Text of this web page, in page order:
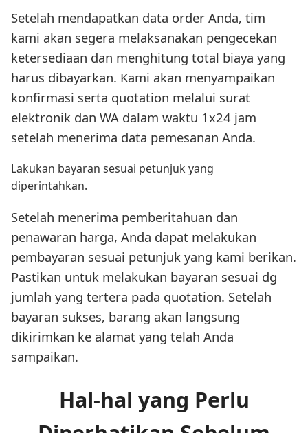
Setelah mendapatkan data order Anda, tim
kami akan segera melaksanakan pengecekan
ketersediaan dan menghitung total biaya yang
harus dibayarkan. Kami akan menyampaikan
konfirmasi serta quotation melalui surat
elektronik dan WA dalam waktu 1x24 jam
setelah menerima data pemesanan Anda.
Lakukan bayaran sesuai petunjuk yang
diperintahkan.
Setelah menerima pemberitahuan dan
penawaran harga, Anda dapat melakukan
pembayaran sesuai petunjuk yang kami berikan.
Pastikan untuk melakukan bayaran sesuai dg
jumlah yang tertera pada quotation. Setelah
bayaran sukses, barang akan langsung
dikirimkan ke alamat yang telah Anda
sampaikan.
Hal-hal yang Perlu